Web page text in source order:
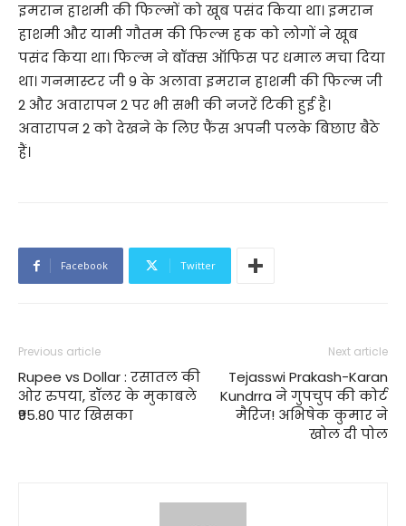
इमरान हाशमी की फिल्मों को खूब पसंद किया था। इमरान
हाशमी और यामी गौतम की फिल्म हक को लोगों ने खूब
पसंद किया था। फिल्म ने बॉक्स ऑफिस पर धमाल मचा दिया
था। गनमास्टर जी 9 के अलावा इमरान हाशमी की फिल्म जी
2 और अवारापन 2 पर भी सभी की नजरें टिकी हुई है।
अवारापन 2 को देखने के लिए फैंस अपनी पलके बिछाए बैठे
हैं।
Facebook Twitter
Previous article
Rupee vs Dollar : रसातल की
ओर रुपया, डॉलर के मुकाबले
₹95.80 पार खिसका
Next article
Tejasswi Prakash-Karan
Kundrra ने गुपचुप की कोर्ट
मैरिज! अभिषेक कुमार ने
खोल दी पोल